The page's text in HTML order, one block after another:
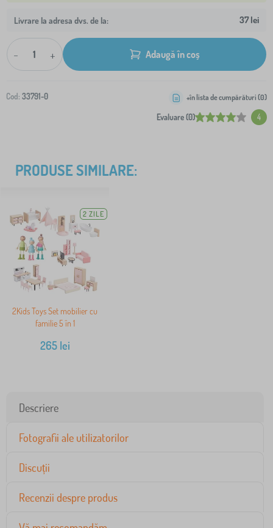
Livrare la adresa dvs. de la: 37 lei
- + Adaugă în coș
Cod: 33791-0
Evaluare (0) 4
+în lista de cumpărături (0)
PRODUSE SIMILARE:
2 ZILE
2Kids Toys Set mobilier cu
familie 5 în 1
265lei
Descriere
Fotografii ale utilizatorilor
Discuții
Recenzii despre produs